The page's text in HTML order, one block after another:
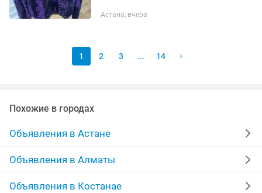
любой город
Астана, вчера
1 2 3 ... 14
Похожие в городах
Объявления в Астане
Объявления в Алматы
Объявления в Костанае